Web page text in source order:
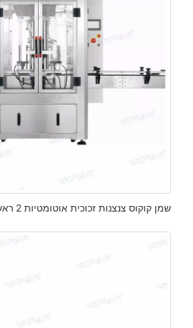
שמן קוקוס צנצנות זכוכית אוטומטיות 2 ראשים קו מילוי פניאומטי